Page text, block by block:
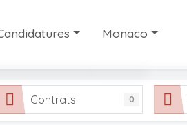
à Monaco
Partager votre candidature
Monaco
Notre sélection
Contrats 0